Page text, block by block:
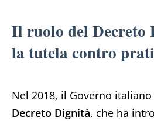
Il ruolo del Decreto
la tutela contro
Nel 2018, il Governo
Decreto Dignità, che ha